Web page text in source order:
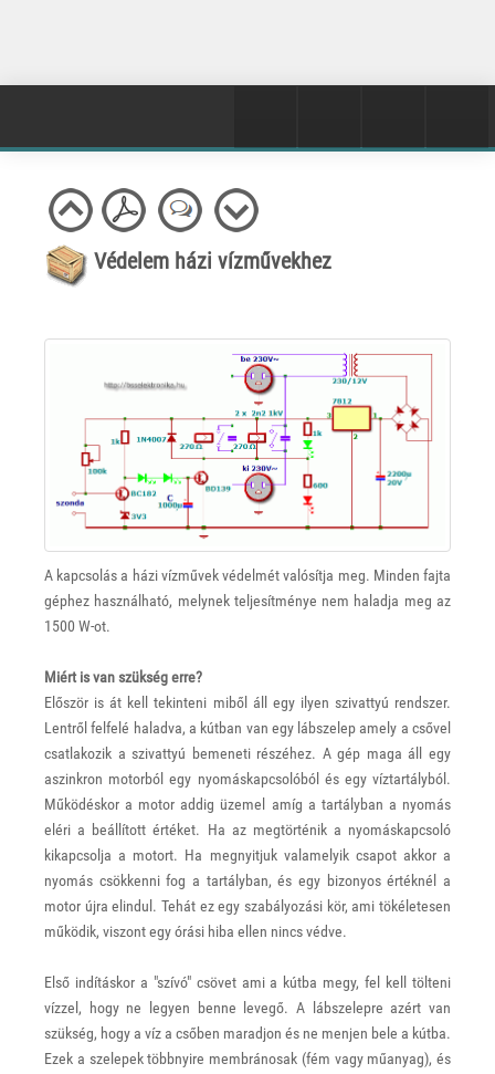
Védelem házi vízművekhez
A kapcsolás a házi vízművek védelmét valósítja meg. Minden fajta
géphez használható, melynek teljesítménye nem haladja meg az
1500 W-ot.
Miért is van szükség erre?
Először is át kell tekinteni miből áll egy ilyen szivattyú rendszer.
Lentről felfelé haladva, a kútban van egy lábszelep amely a csővel
csatlakozik a szivattyú bemeneti részéhez. A gép maga áll egy
aszinkron motorból egy nyomáskapcsolóból és egy víztartályból.
Működéskor a motor addig üzemel amíg a tartályban a nyomás
eléri a beállított értéket. Ha az megtörténik a nyomáskapcsoló
kikapcsolja a motort. Ha megnyitjuk valamelyik csapot akkor a
nyomás csökkenni fog a tartályban, és egy bizonyos értéknél a
motor újra elindul. Tehát ez egy szabályozási kör, ami tökéletesen
működik, viszont egy órási hiba ellen nincs védve.
Első indításkor a "szívó" csövet ami a kútba megy, fel kell tölteni
vízzel, hogy ne legyen benne levegő. A lábszelepre azért van
szükség, hogy a víz a csőben maradjon és ne menjen bele a kútba.
Ezek a szelepek többnyire membránosak (fém vagy műanyag), és